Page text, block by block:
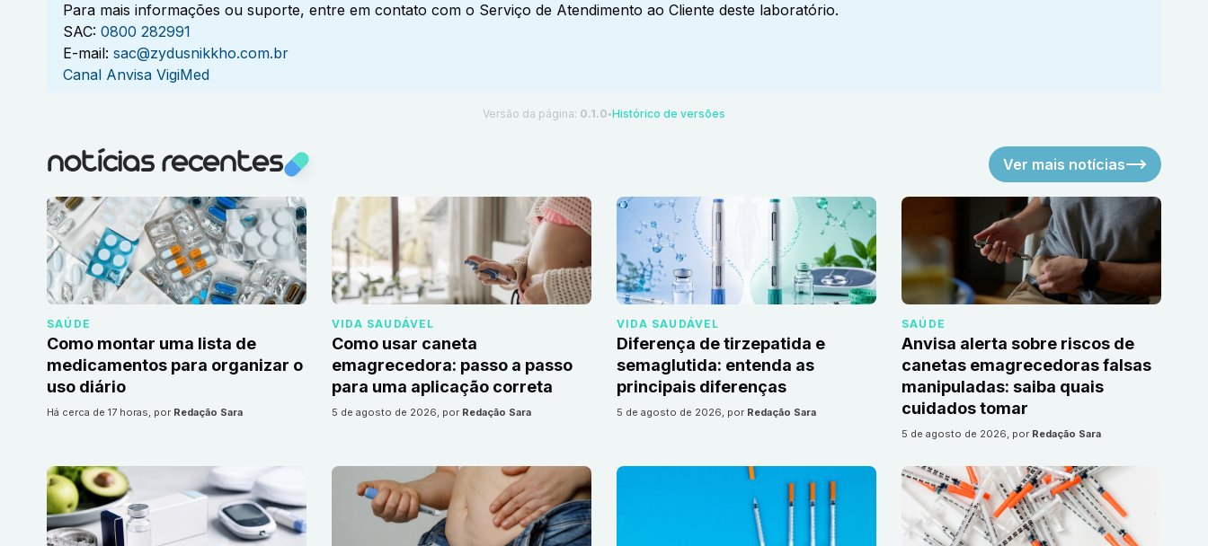
Para mais informações ou suporte, entre em contato com o Serviço de Atendimento ao Cliente deste laboratório.
SAC: 0800 282991
E-mail: sac@zydusnikkho.com.br
Canal Anvisa VigiMed
Versão da página: 0.1.0 ●Histórico de versões
notícias recentes Ver mais notícias
SAÚDE
Como montar uma lista de
medicamentos para organizar o
uso diário
há cerca de 17 horas, por Redação Sara
VIDA SAUDÁVEL
Como usar caneta
emagrecedora: passo a passo
para uma aplicação correta
5 de agosto de 2026, por Redação Sara
VIDA SAUDÁVEL
Diferença de tirzepatida e
semaglutida: entenda as
principais diferenças
5 de agosto de 2026, por Redação Sara
SAÚDE
Anvisa alerta sobre riscos de
canetas emagrecedoras falsas
manipuladas: saiba quais
cuidados tomar
5 de agosto de 2026, por Redação Sara